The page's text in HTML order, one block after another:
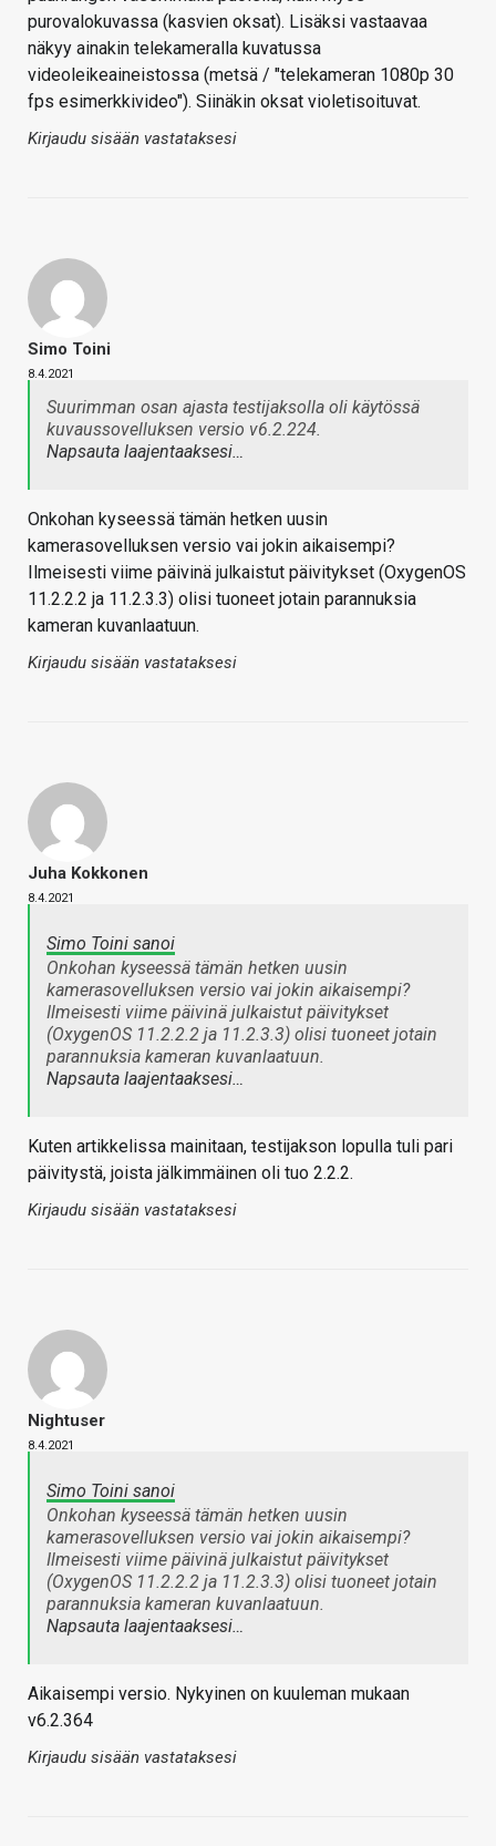
purovalokuvassa (kasvien oksat). Lisäksi vastaavaa
näkyy ainakin telekameralla kuvatussa
videoleikeaineistossa (metsä / "telekameran 1080p 30
fps esimerkkivideo"). Siinäkin oksat violetisoituvat.
Kirjaudu sisään vastataksesi
Simo Toini
8.4.2021
Suurimman osan ajasta testijaksolla oli käytössä
kuvaussovelluksen versio v6.2.224.
Napsauta laajentaaksesi…
Onkohan kyseessä tämän hetken uusin
kamerasovelluksen versio vai jokin aikaisempi?
Ilmeisesti viime päivinä julkaistut päivitykset (OxygenOS
11.2.2.2 ja 11.2.3.3) olisi tuoneet jotain parannuksia
kameran kuvanlaatuun.
Kirjaudu sisään vastataksesi
Juha Kokkonen
8.4.2021
Simo Toini sanoi
Onkohan kyseessä tämän hetken uusin
kamerasovelluksen versio vai jokin aikaisempi?
Ilmeisesti viime päivinä julkaistut päivitykset
(OxygenOS 11.2.2.2 ja 11.2.3.3) olisi tuoneet jotain
parannuksia kameran kuvanlaatuun.
Napsauta laajentaaksesi…
Kuten artikkelissa mainitaan, testijakson lopulla tuli pari
päivitystä, joista jälkimmäinen oli tuo 2.2.2.
Kirjaudu sisään vastataksesi
Nightuser
8.4.2021
Simo Toini sanoi
Onkohan kyseessä tämän hetken uusin
kamerasovelluksen versio vai jokin aikaisempi?
Ilmeisesti viime päivinä julkaistut päivitykset
(OxygenOS 11.2.2.2 ja 11.2.3.3) olisi tuoneet jotain
parannuksia kameran kuvanlaatuun.
Napsauta laajentaaksesi…
Aikaisempi versio. Nykyinen on kuuleman mukaan
v6.2.364
Kirjaudu sisään vastataksesi